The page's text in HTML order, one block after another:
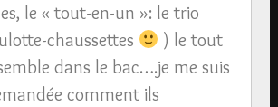
le « tout-en-un »: le trio
chaussettes
) le tout
dans le bac….je me suis
comment ils